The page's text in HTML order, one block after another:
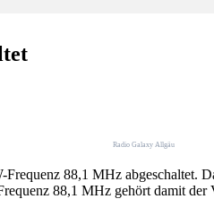
Radio Galaxy Allgäu
88,1 MHz abgeschaltet.
88,1 MHz gehört damit der